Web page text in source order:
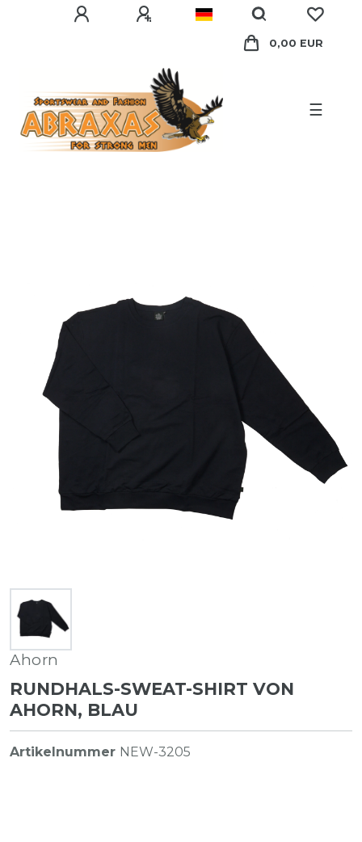
0,00 EUR
☰
Ahorn
RUNDHALS-SWEAT-SHIRT VON
AHORN, BLAU
Artikelnummer NEW-3205